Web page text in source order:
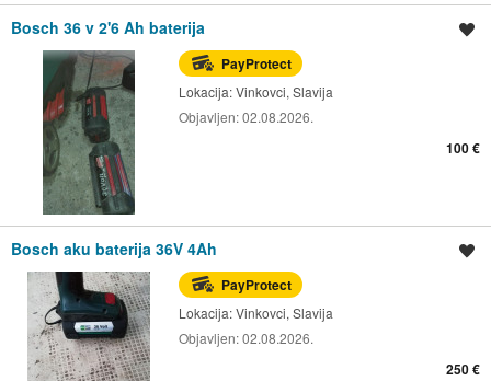
Bosch 36 v 2'6 Ah baterija
PayProtect
Lokacija:Vinkovci, Slavija
Objavljen:02.08.2026.
100 €
Bosch aku baterija 36V 4Ah
PayProtect
Lokacija:Vinkovci, Slavija
Objavljen:02.08.2026.
250 €